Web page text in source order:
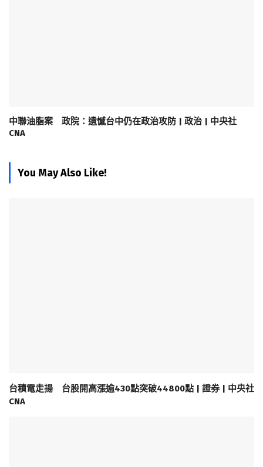
中聯油脂案 政院：遺憾台中仍在政治攻防 | 政治 | 中央社
CNA
You May Also Like!
台積電走揚 台股開高漲逾430點突破44800點 | 證券 | 中央社
CNA